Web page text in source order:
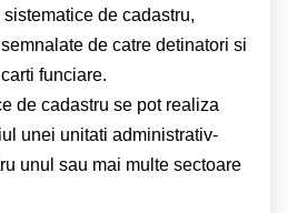
de cadastru,
de catre detinatori si
funciare.
de cadastru se pot realiza
unei unitati administrativ-
unul sau mai multe sectoare